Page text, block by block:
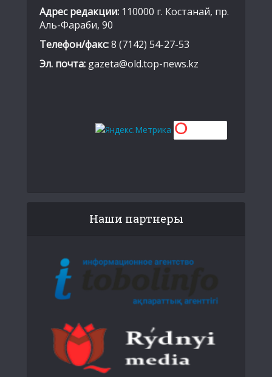
Адрес редакции: 110000 г. Костанай, пр.
Аль-Фараби, 90
Телефон/факс:8 (7142) 54-27-53
Эл. почта: gazeta@old.top-news.kz
Наши партнеры